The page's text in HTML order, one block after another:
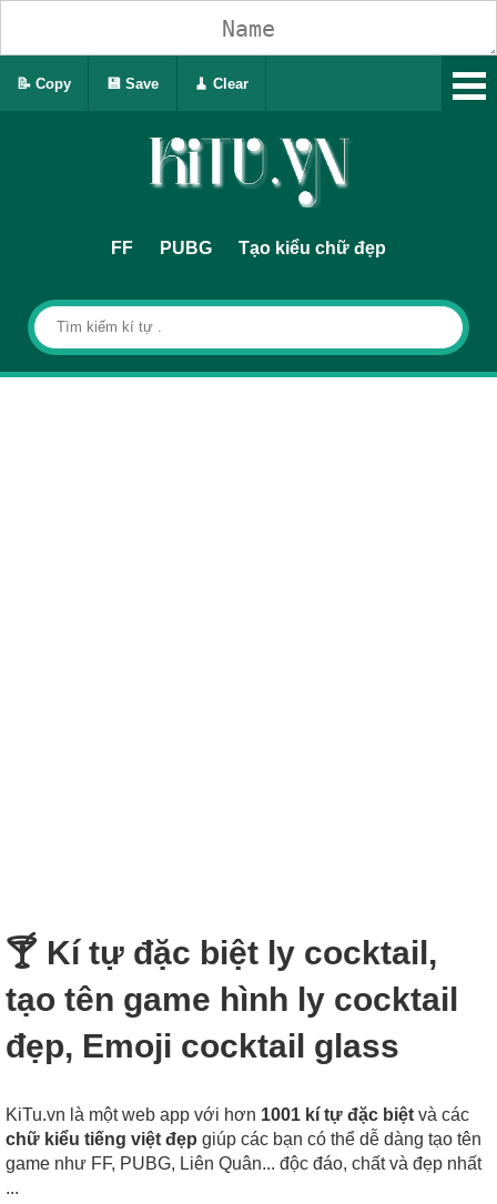
FF PUBG Tạo kiểu chữ đẹp
🍸 Kí tự đặc biệt ly cocktail,
tạo tên game hình ly cocktail
đẹp, Emoji cocktail glass
KiTu.vn là một web app với hơn 1001 kí tự đặc biệt và các
chữ kiểu tiếng việt đẹp giúp các bạn có thể dễ dàng tạo tên
game như FF, PUBG, Liên Quân... độc đáo, chất và đẹp nhất
...
📝 Copy 💾 Save 🧹 Clear